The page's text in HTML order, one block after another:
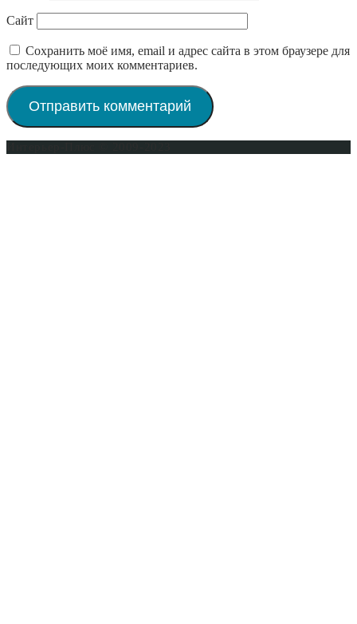
Сайт
Сохранить моё имя, email и адрес сайта в этом браузере для
последующих моих комментариев.